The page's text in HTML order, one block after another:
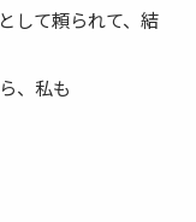
して頼られて、結
、私も